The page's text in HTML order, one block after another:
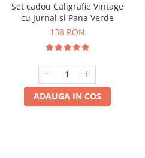
Set cadou Caligrafie Vintage
cu Jurnal si Pana Verde
138 RON
ADAUGA IN COS